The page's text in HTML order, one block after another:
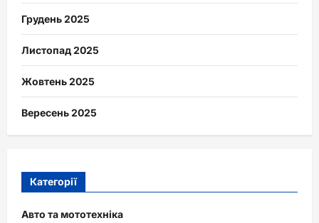
Грудень 2025
Листопад 2025
Жовтень 2025
Вересень 2025
Категорії
Авто та мототехніка